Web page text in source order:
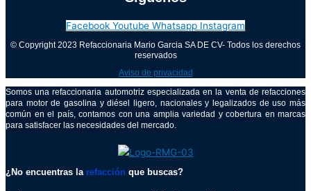
Facebook Youtube Whatsapp Instagram
© Copyright 2023 Refaccionaria Mario Garcia SA DE CV- Todos los derechos
reservados
Aviso de privacidad
Somos una refaccionaria automotriz especializada en la venta de refacciones
para motor de gasolina y diésel ligero, nacionales y legalizados de uso más
común en el país, contamos con una amplia variedad y cobertura en marcas
para satisfacer las necesidades del mercado.
¿No encuentras la refacción que buscas?